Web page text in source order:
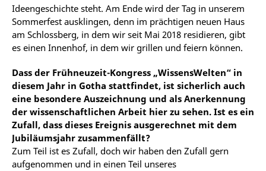
Ideengeschichte steht. Am Ende wird der Tag in unserem
Sommerfest ausklingen, denn im prächtigen neuen Haus
am Schlossberg, in dem wir seit Mai 2018 residieren, gibt
es einen Innenhof, in dem wir grillen und feiern können.
Dass der Frühneuzeit-Kongress „WissensWelten“ in
diesem Jahr in Gotha stattfindet, ist sicherlich auch
eine besondere Auszeichnung und als Anerkennung
der wissenschaftlichen Arbeit hier zu sehen. Ist es ein
Zufall, dass dieses Ereignis ausgerechnet mit dem
Jubiläumsjahr zusammenfällt?
Zum Teil ist es Zufall, doch wir haben den Zufall gern
aufgenommen und in einen Teil unseres